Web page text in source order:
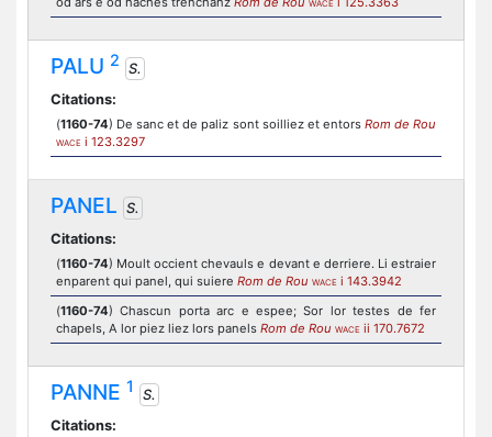
WACE
PALU 2 S.
Citations:
(1160-74) De sanc et de paliz sont soilliez et entors Rom de Rou
WACE i 123.3297
PANEL S.
Citations:
(1160-74) Moult occient chevauls e devant e derriere. Li estraier
enparent qui panel, qui suiere Rom de Rou WACE i 143.3942
(1160-74) Chascun porta arc e espee; Sor lor testes de fer
chapels, A lor piez liez lors panels Rom de Rou WACE ii 170.7672
PANNE 1
S.
Citations: